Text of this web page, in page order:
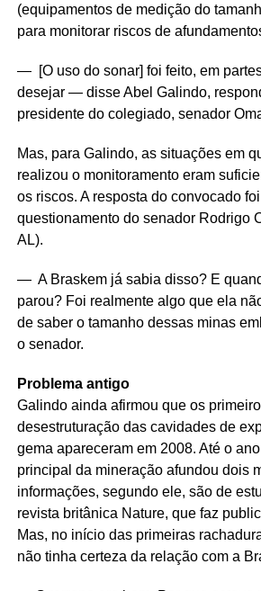
(equipamentos de medição do
para monitorar riscos de
— [O uso do sonar] foi feito, em
desejar — disse Abel Galindo,
presidente do colegiado, senador
Mas, para Galindo, as situações em
realizou o monitoramento eram
os riscos. A resposta do convocado
questionamento do senador Rodrigo
AL).
— A Braskem já sabia disso? E
parou? Foi realmente algo que ela
de saber o tamanho dessas minas
o senador.
Problema antigo
Galindo ainda afirmou que os
desestruturação das cavidades de
gema apareceram em 2008. Até o
principal da mineração afundou dois
informações, segundo ele, são de
revista britânica Nature, que faz
Mas, no início das primeiras
não tinha certeza da relação com a